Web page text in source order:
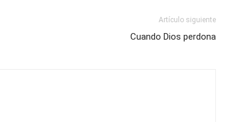
Artículo siguiente
Cuando Dios perdona